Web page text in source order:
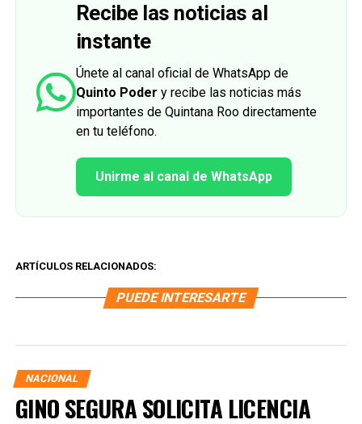
Recibe las noticias al
instante
Únete al canal oficial de WhatsApp de
Quinto Poder y recibe las noticias más
importantes de Quintana Roo directamente
en tu teléfono.
Unirme al canal de WhatsApp
ARTÍCULOS RELACIONADOS:
PUEDE INTERESARTE
NACIONAL
GINO SEGURA SOLICITA LICENCIA